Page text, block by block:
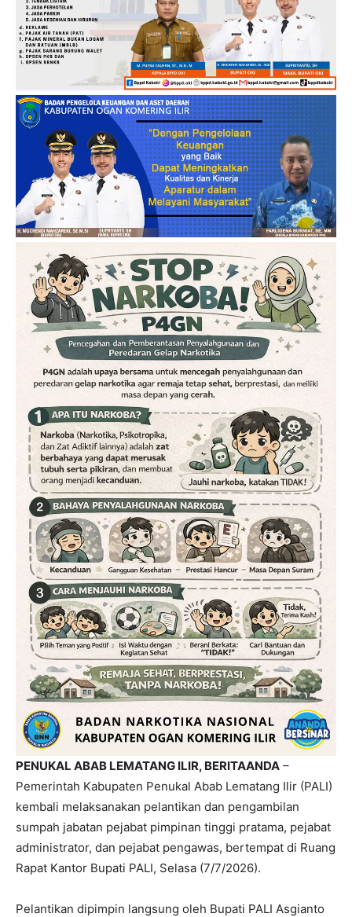
PENUKAL ABAB LEMATANG ILIR, BERITAANDA –
Pemerintah Kabupaten Penukal Abab Lematang Ilir (PALI)
kembali melaksanakan pelantikan dan pengambilan
sumpah jabatan pejabat pimpinan tinggi pratama, pejabat
administrator, dan pejabat pengawas, bertempat di Ruang
Rapat Kantor Bupati PALI, Selasa (7/7/2026).
Pelantikan dipimpin langsung oleh Bupati PALI Asgianto